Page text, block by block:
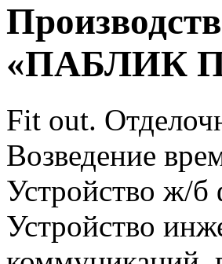
«ПАБЛИК
Fit out.
Возведение
Устройство ж/б
Устройство